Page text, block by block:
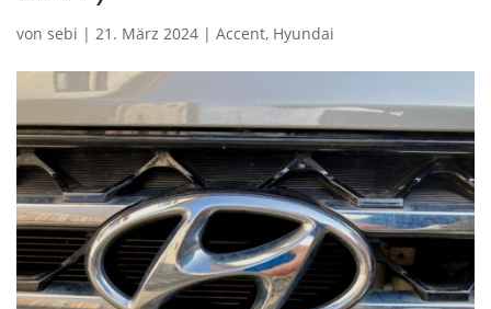
von sebi | 21. März 2024 | Accent, Hyundai